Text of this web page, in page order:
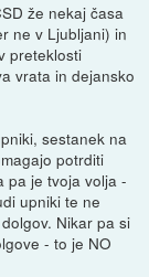
že nekaj časa
ne v Ljubljani) in
preteklosti
vrata in dejansko
sestanek na
potrditi
pa je tvoja volja -
upniki te ne
Nikar pa si
- to je NO